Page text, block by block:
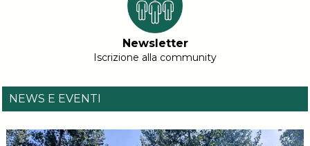
Newsletter
Iscrizione alla community
NEWS E EVENTI